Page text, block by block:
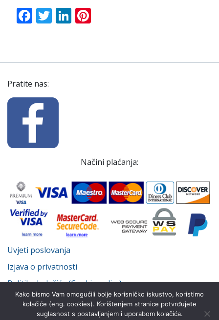
Facebook
TwitterLinkedIn
Pratite nas:
Načini plaćanja:
Uvjeti poslovanja
Izjava o privatnosti
Politika kolačića (Cookie policy)
Kako bismo Vam omogućili bolje korisničko iskustvo, koristimo
kolačiće (eng. cookies). Korištenjem stranice potvrđujete
suglasnost s postavljanjem i uporabom kolačića.